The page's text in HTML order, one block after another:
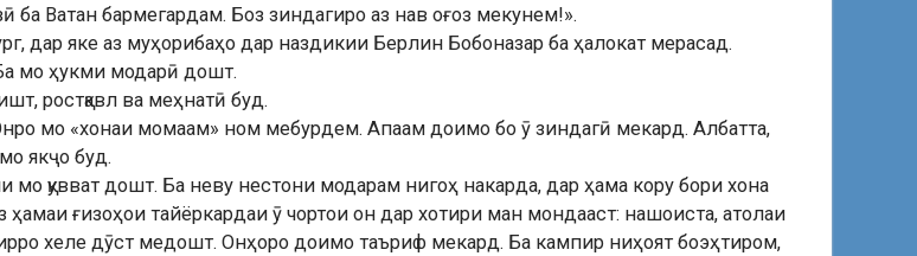
Ватан бармегардам. Боз зиндагиро аз нав оғоз мекунем!».
дар яке аз муҳорибаҳо дар наздикии Берлин Бобоназар ба ҳалокат мерасад.
мо ҳукми модарӣ дошт.
ростқавл ва меҳнатӣ буд.
мо «хонаи момаам» ном мебурдем. Апаам доимо бо ӯ зиндагӣ мекард. Албатта,
якҷо буд.
қувват дошт. Ба неву нестони модарам нигоҳ накарда, дар ҳама кору бори хона
ғизоҳои тайёркардаи ӯ чортои он дар хотири ман мондааст: нашоиста, атолаи
хеле дӯст медошт. Онҳоро доимо таъриф мекард. Ба кампир ниҳоят боэҳтиром,